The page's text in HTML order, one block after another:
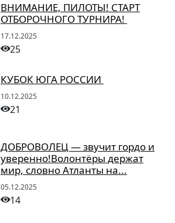
ВНИМАНИЕ, ПИЛОТЫ! СТАРТ
ОТБОРОЧНОГО ТУРНИРА!
17.12.2025
25
КУБОК ЮГА РОССИИ
10.12.2025
21
ДОБРОВОЛЕЦ — звучит гордо и
уверенно!Волонтёры держат
мир, словно Атланты на...
05.12.2025
14